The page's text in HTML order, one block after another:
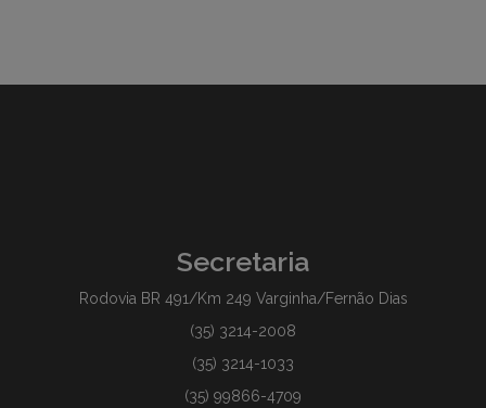
Secretaria
Rodovia BR 491/Km 249 Varginha/Fernão Dias
(35) 3214-2008
(35) 3214-1033
(35) 99866-4709